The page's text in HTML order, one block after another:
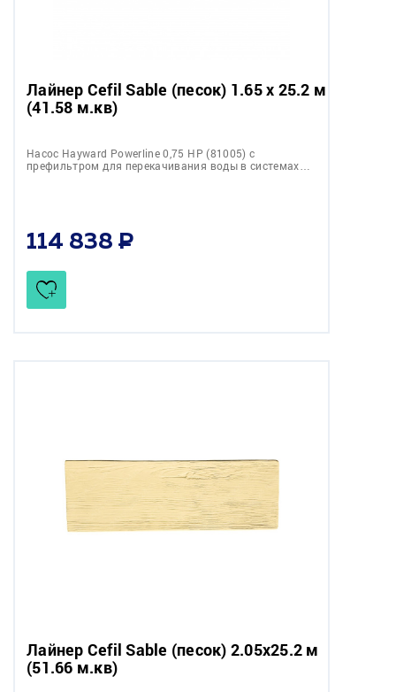
Лайнер Cefil Sable (песок) 1.65 х 25.2 м
(41.58 м.кв)
Насос Hayward Powerline 0,75 НР (81005) c
префильтром для перекачивания воды в системах…
114 838
Лайнер Cefil Sable (песок) 2.05x25.2 м
(51.66 м.кв)